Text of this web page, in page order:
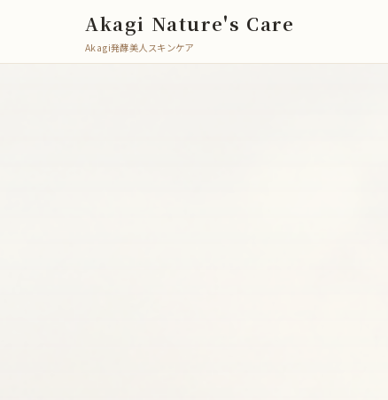
Akagi Nature's Care
Akagi発酵美人スキンケア